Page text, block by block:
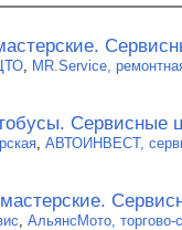
MR.Service,
Сервисные
АВТОИНВЕСТ,
АльянсМото, торгово-